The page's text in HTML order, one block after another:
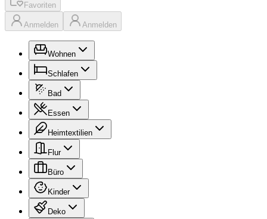
Favoriten
Anmelden Anmelden
Wohnen
Schlafen
Bad
Essen
Heimtextilien
Flur
Büro
Kinder
Deko